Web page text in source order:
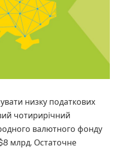
низку податкових
чотирирічний
валютного фонду
млрд. Остаточне